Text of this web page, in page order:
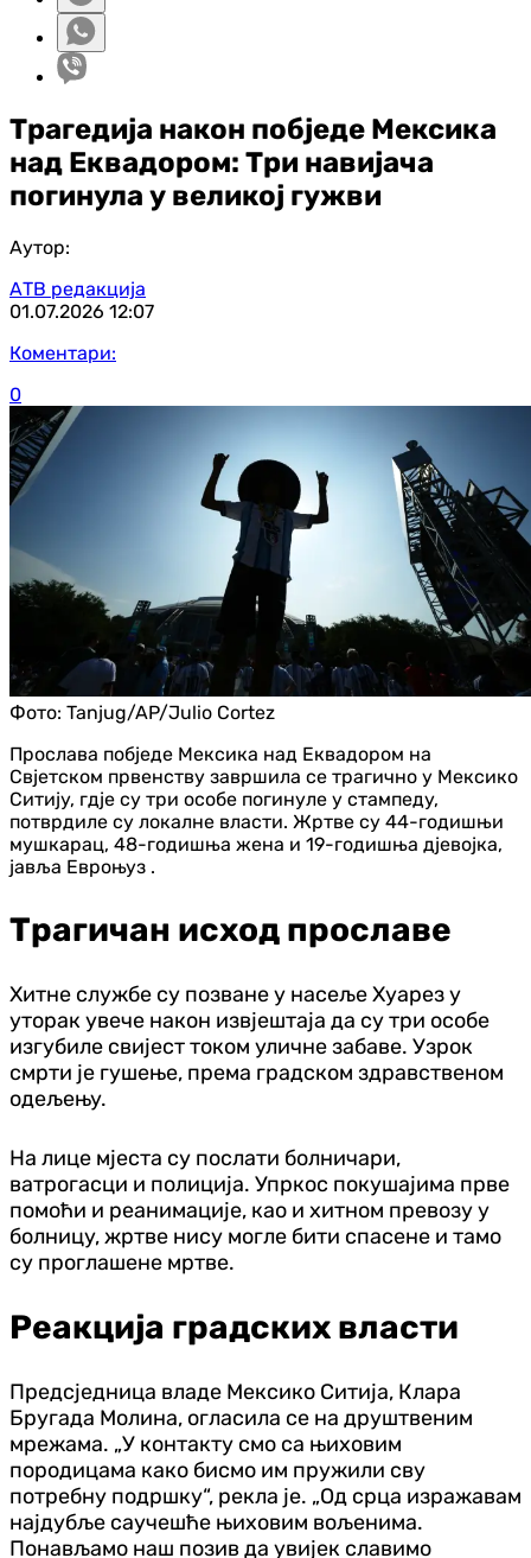
Трагедија након побједе Мексика
над Еквадором: Три навијача
погинула у великој гужви
Аутор:
АТВ редакција
01.07.2026 12:07
Коментари:
0
Фото: Tanjug/AP/Julio Cortez
Прослава побједе Мексика над Еквадором на
Свјетском првенству завршила се трагично у Мексико
Ситију, гдје су три особе погинуле у стампеду,
потврдиле су локалне власти. Жртве су 44-годишњи
мушкарац, 48-годишња жена и 19-годишња дјевојка,
јавља Евроњуз .
Трагичан исход прославе
Хитне службе су позване у насеље Хуарез у
уторак увече након извјештаја да су три особе
изгубиле свијест током уличне забаве. Узрок
смрти је гушење, према градском здравственом
одељењу.
На лице мјеста су послати болничари,
ватрогасци и полиција. Упркос покушајима прве
помоћи и реанимације, као и хитном превозу у
болницу, жртве нису могле бити спасене и тамо
су проглашене мртве.
Реакција градских власти
Предсједница владе Мексико Ситија, Клара
Бругада Молина, огласила се на друштвеним
мрежама. „У контакту смо са њиховим
породицама како бисмо им пружили сву
потребну подршку“, рекла је. „Од срца изражавам
најдубље саучешће њиховим вољенима.
Понављамо наш позив да увијек славимо